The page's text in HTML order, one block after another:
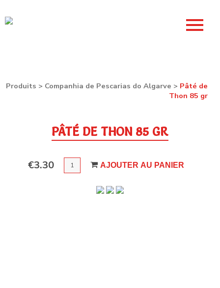
Produits > Companhia de Pescarias do Algarve > Pâté de
Thon 85 gr
PÂTÉ DE THON 85 GR
€3.30 QUANTITÉ AJOUTER AU PANIER